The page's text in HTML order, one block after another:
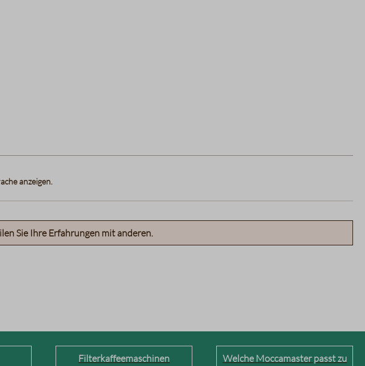
anzeigen.
Sie Ihre Erfahrungen mit anderen.
Filterkaffeemaschinen
Welche Moccamaster passt zu